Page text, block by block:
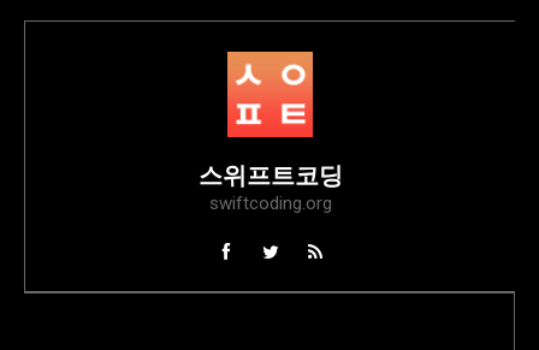
스위프트코딩
swiftcoding.org